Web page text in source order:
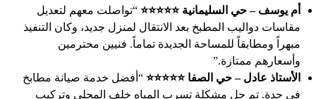
أم يوسف – حي السليمانية ⭐⭐⭐⭐⭐ “تواصلت معهم لتعديل
مقاسات دواليب المطبخ بعد الانتقال لمنزل جديد، وكان التنفيذ
مبهراً ومطابقاً للمساحة الجديدة تماماً. فنيين محترمين
وأسعارهم ممتازة.”
الأستاذ عادل – حي الصفا ⭐⭐⭐⭐⭐ “أفضل خدمة صيانة مطابخ
في جدة. تم حل مشكلة تسرب المياه خلف المجلي وتركيب